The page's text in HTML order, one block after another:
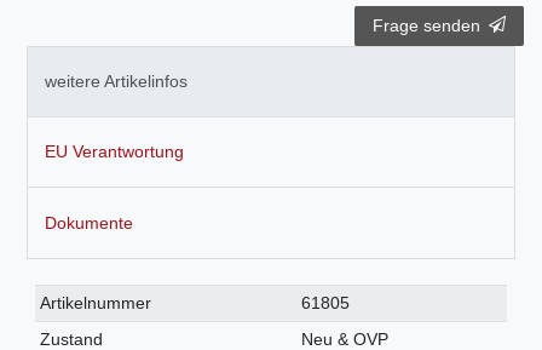
Frage senden
weitere Artikelinfos
EU Verantwortung
Dokumente
Technisches
Merkmal
Wert
Artikelnummer
61805
Zustand
Neu & OVP